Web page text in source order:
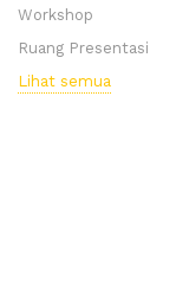
Workshop
Ruang Presentasi
Lihat semua